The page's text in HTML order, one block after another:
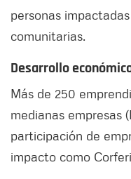
personas
comunitarias.
Desarrollo
Más de 250
medianas empresas
participación de
impacto como